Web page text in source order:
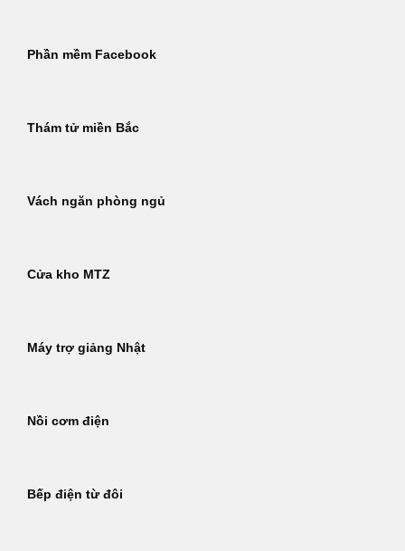
Phần mềm Facebook
Thám tử miền Bắc
Vách ngăn phòng ngủ
Cửa kho MTZ
Máy trợ giảng Nhật
Nồi cơm điện
Bếp điện từ đôi